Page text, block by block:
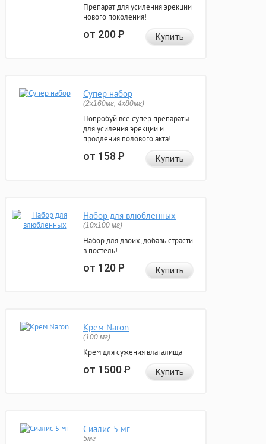
Препарат для усиления эрекции
нового поколения!
от 200Р Купить
Супер набор
(2х160мг, 4х80мг)
Попробуй все супер препараты
для усиления эрекции и
продления полового акта!
от 158Р Купить
Набор для влюбленных
(10х100 мг)
Набор для двоих, добавь страсти
в постель!
от 120Р Купить
Крем Naron
(100 мг)
Крем для сужения влагалища
от 1500Р Купить
Сиалис 5 мг
5мг